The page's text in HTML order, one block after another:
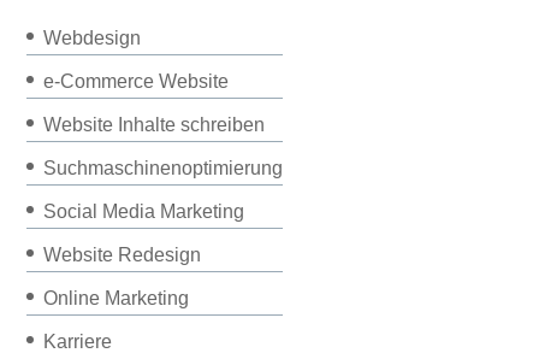
Webdesign
e-Commerce Website
Website Inhalte schreiben
Suchmaschinenoptimierung
Social Media Marketing
Website Redesign
Online Marketing
Karriere